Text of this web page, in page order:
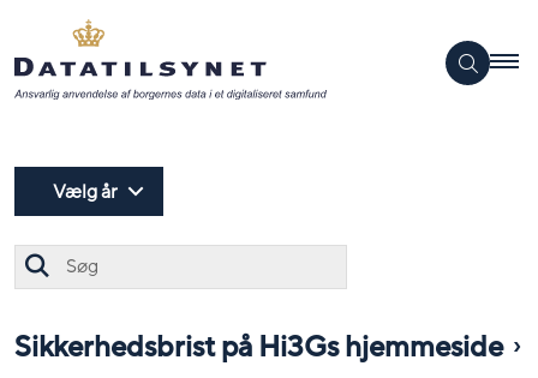
Vælg år
Sikkerhedsbrist på Hi3Gs hjemmeside